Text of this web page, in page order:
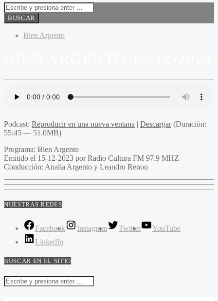
Bien Argento
Podcast: Reproducir en una nueva ventana | Descargar(Duración:
55:45 — 51.0MB)
Programa: Bien Argento
Emitido el 15-12-2023 por Radio Cultura FM 97.9 MHZ
Conducción: Analia Argento y Leandro Renou
NUESTRAS REDES
Facebook Instagram Twitter
YouTube
LinkedIn
BUSCAR EN EL SITIO